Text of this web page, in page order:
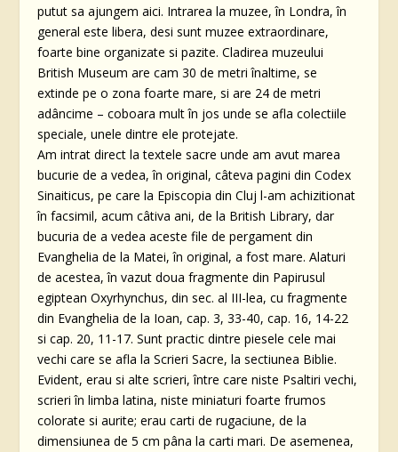
putut sa ajungem aici. Intrarea la muzee, în Londra, în
general este libera, desi sunt muzee extraordinare,
foarte bine organizate si pazite. Cladirea muzeului
British Museum are cam 30 de metri înaltime, se
extinde pe o zona foarte mare, si are 24 de metri
adâncime – coboara mult în jos unde se afla colectiile
speciale, unele dintre ele protejate.
Am intrat direct la textele sacre unde am avut marea
bucurie de a vedea, în original, câteva pagini din Codex
Sinaiticus, pe care la Episcopia din Cluj l-am achizitionat
în facsimil, acum câtiva ani, de la British Library, dar
bucuria de a vedea aceste file de pergament din
Evanghelia de la Matei, în original, a fost mare. Alaturi
de acestea, în vazut doua fragmente din Papirusul
egiptean Oxyrhynchus, din sec. al III-lea, cu fragmente
din Evanghelia de la Ioan, cap. 3, 33-40, cap. 16, 14-22
si cap. 20, 11-17. Sunt practic dintre piesele cele mai
vechi care se afla la Scrieri Sacre, la sectiunea Biblie.
Evident, erau si alte scrieri, între care niste Psaltiri vechi,
scrieri în limba latina, niste miniaturi foarte frumos
colorate si aurite; erau carti de rugaciune, de la
dimensiunea de 5 cm pâna la carti mari. De asemenea,